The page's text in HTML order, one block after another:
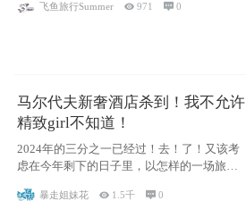
飞鱼旅行Summer 971 0
马尔代夫新奢酒店杀到！我不允许
精致girl不知道！
2024年的三分之一已经过！去！了！又该考
虑在今年剩下的日子里，以怎样的一场旅行
暴走姐妹花  1.5千 0